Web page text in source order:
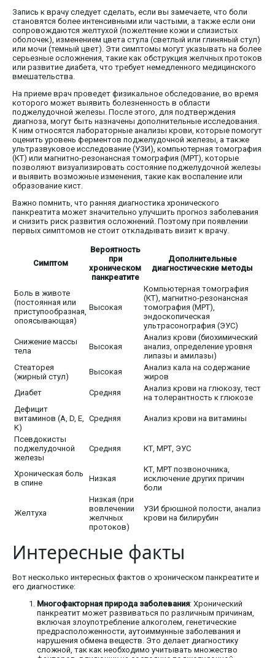
Запись к врачу следует сделать, если вы замечаете, что боли
становятся более интенсивными или частыми, а также если они
сопровождаются желтухой (пожелтение кожи и слизистых
оболочек), изменением цвета стула (светлый или глиняный стул)
или мочи (темный цвет). Эти симптомы могут указывать на более
серьезные осложнения, такие как обструкция желчных протоков
или развитие диабета, что требует немедленного медицинского
вмешательства.
На приеме врач проведет физикальное обследование, во время
которого может выявить болезненность в области
поджелудочной железы. После этого, для подтверждения
диагноза, могут быть назначены дополнительные исследования.
К ним относятся лабораторные анализы крови, которые помогут
оценить уровень ферментов поджелудочной железы, а также
ультразвуковое исследование (УЗИ), компьютерная томография
(КТ) или магнитно-резонансная томография (МРТ), которые
позволяют визуализировать состояние поджелудочной железы
и выявить возможные изменения, такие как воспаление или
образование кист.
Важно помнить, что ранняя диагностика хронического
панкреатита может значительно улучшить прогноз заболевания
и снизить риск развития осложнений. Поэтому при появлении
первых симптомов не стоит откладывать визит к врачу.
Симптом
Вероятность
при
хроническом
панкреатите
Дополнительные
диагностические методы
Боль в животе
(постоянная или
приступообразная,
опоясывающая)
Высокая
Компьютерная томография
(КТ), магнитно-резонансная
томография (МРТ),
эндоскопическая
ультрасонография (ЭУС)
Снижение массы
тела
Высокая
Анализ крови (биохимический
анализ, определение уровня
липазы и амилазы)
Стеаторея
(жирный стул)
Высокая
Анализ кала на содержание
жиров
Диабет
Средняя
Анализ крови на глюкозу, тест
на толерантность к глюкозе
Дефицит
витаминов (A, D, E,
K)
Средняя Анализ крови на витамины
Псевдокисты
поджелудочной
железы
Средняя КТ, МРТ, ЭУС
Хроническая боль
в спине
Низкая
КТ, МРТ позвоночника,
исключение других причин
боли
Желтуха
Низкая (при
вовлечении
желчных
протоков)
УЗИ брюшной полости, анализ
крови на билирубин
Интересные факты
Вот несколько интересных фактов о хроническом панкреатите и
его диагностике:
Многофакторная природа заболевания: Хронический
панкреатит может развиваться по различным причинам,
включая злоупотребление алкоголем, генетические
предрасположенности, аутоиммунные заболевания и
нарушения обмена веществ. Это делает диагностику
сложной, так как необходимо учитывать множество